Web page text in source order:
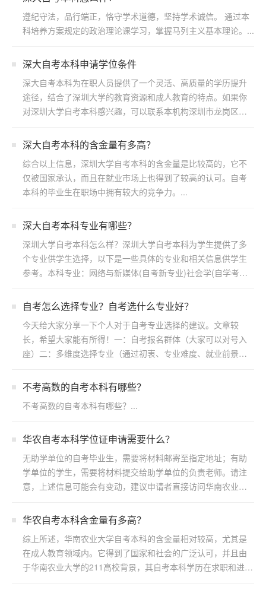
遵纪守法，品行端正，恪守学术道德，坚持学术诚信。 通过本
科培养方案规定的政治理论课学习，掌握马列主义基本理论。...
深大自考本科申请学位条件
深大自考本科为在职人员提供了一个灵活、高质量的学历提升
途径，结合了深圳大学的教育资源和成人教育的特点。如果你
对深圳大学自考本科感兴趣，可以联系本机构深圳市龙岗区浩
​深大自考本科的含金量有多高？
综合以上信息，深圳大学自考本科的含金量是比较高的，它不
仅被国家承认，而且在就业市场上也得到了较高的认可。自考
本科的毕业生在职场中拥有较大的竞争力。...
深大自考本科专业有哪些？
深圳大学自考本科怎么样？深圳大学自考本科为学生提供了多
个专业供学生选择，以下是一些具体的专业和相关信息供学生
参考。本科专业：网络与新媒体(自考新专业)社会学(自学考
自考怎么选择专业？自考选什么专业好？
今天给大家分享一下个人对于自考专业选择的建议。文章较
长，希望大家能有所得！一：自考报名群体（大家可以对号入
座）二：多维度选择专业（通过初衷、专业难度、就业前景方
不考高数的自考本科有哪些？
不考高数的自考本科有哪些？...
华农自考本科学位证申请需要什么？
无助学单位的自考毕业生，需要将材料邮寄至指定地址；有助
学单位的学生，需要将材料提交给助学单位的负责老师。请注
意，上述信息可能会有变动，建议申请者直接访问华南农业大
华农自考本科含金量有多高？
综上所述，华南农业大学自考本科的含金量相对较高，尤其是
在成人教育领域内。它得到了国家和社会的广泛认可，并且由
于华南农业大学的211高校背景，其自考本科学历在求职和进一